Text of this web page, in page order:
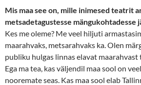
Mis maa see on, mille inimesed teatrit
metsadetagustesse mängukohtadesse
Kes me oleme? Me veel hiljuti
maarahvaks, metsarahvaks ka. Olen
publiku hulgas linnas elavat maarahvast
Ega ma tea, kas väljendil maa sool on
nooremate seas. Kas maa sool elab